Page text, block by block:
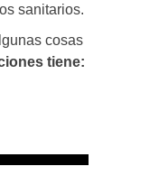
sanitarios.
cosas
tiene: